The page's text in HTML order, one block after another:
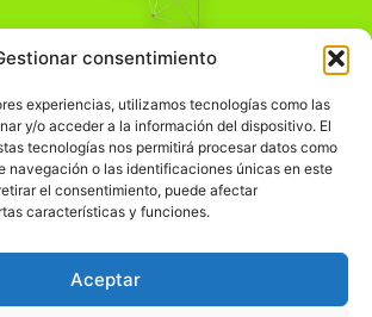
consentimiento
experiencias, utilizamos tecnologías como las
y/o acceder a la información del dispositivo. El
tecnologías nos permitirá procesar datos como
navegación o las identificaciones únicas en este
el consentimiento, puede afectar
características y funciones.
Aceptar
Pensamiento Crítico
el mundo para transformarlo.
Información Legal
჻Política de privacidad
Política de cookies